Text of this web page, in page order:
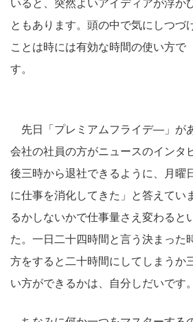
いると、突然よいアイディアが浮か
ともあります。頭の中で気にしつづ
ことは時には有効な時間の使い方で
す。
先日「プレミアムフライデ―」が
会社の社員の方がニュースのインタ
後三時から退社できるように、月曜
に仕事を消化してきた」と答えてい
るかしないかで仕事量さえ変わると
た。一日二十四時間と言う決まった
方をすると二十時間にしてしまうか
い方ができるかは、自分しだいです。